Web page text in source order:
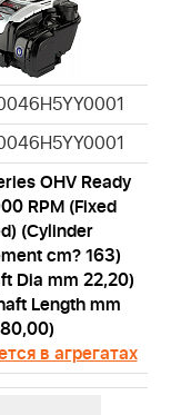
OHV Ready
RPM (Fixed
(Cylinder
cm? 163)
Dia mm 22,20)
Length mm
80,00)
в агрегатах